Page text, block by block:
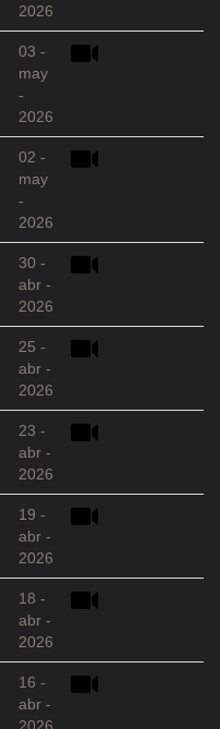
2026
03 -
may
-
2026
02 -
may
-
2026
30 -
abr -
2026
25 -
abr -
2026
23 -
abr -
2026
19 -
abr -
2026
18 -
abr -
2026
16 -
abr -